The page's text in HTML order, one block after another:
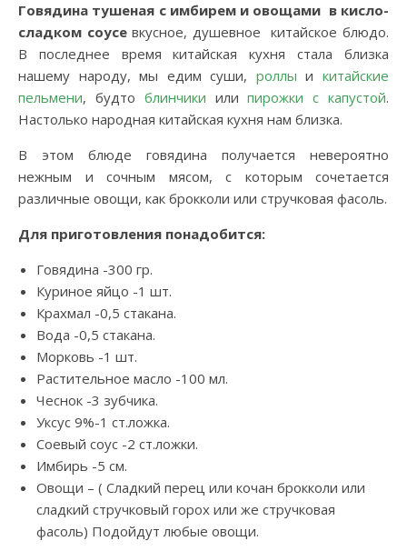
Говядина тушеная с имбирем и овощами в кисло-
сладком соусевкусное, душевное китайское блюдо.
В последнее время китайская кухня стала близка
нашему народу, мы едим суши, роллы икитайские
пельмени, будто блинчики илипирожки с капустой.
Настолько народная китайская кухня нам близка.
В этом блюде говядина получается невероятно
нежным и сочным мясом, с которым сочетается
различные овощи, как брокколи или стручковая фасоль.
Для приготовления понадобится:
Говядина -300 гр.
Куриное яйцо -1 шт.
Крахмал -0,5 стакана.
Вода -0,5 стакана.
Морковь -1 шт.
Растительное масло -100 мл.
Чеснок -3 зубчика.
Уксус 9%-1 ст.ложка.
Соевый соус -2 ст.ложки.
Имбирь -5 см.
Овощи – ( Сладкий перец или кочан брокколи или
сладкий стручковый горох или же стручковая
фасоль) Подойдут любые овощи.